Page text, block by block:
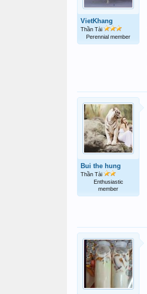
VietKhang
Thần Tài
Perennial member
Bui the hung
Thần Tài
Enthusiastic
member